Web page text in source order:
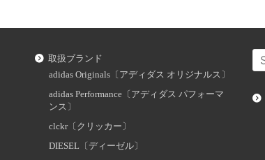
取扱ブランド
adidas Originals〔アディダス オリジナルス〕
adidas Performance〔アディダス パフォーマ
ンス〕
clckr〔クリッカー〕
DIESEL〔ディーゼル〕